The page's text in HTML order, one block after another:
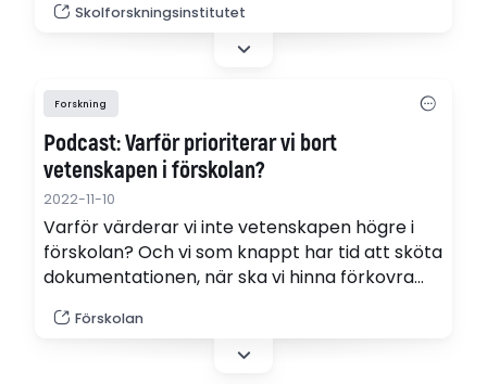
frågeställning: Vad kännetecknar lärares
arbete med läxor som kan bidra till likvärdiga
Skolforskningsinstitutet
Forskning
Podcast: Varför prioriterar vi bort
vetenskapen i förskolan?
2022-11-10
Varför värderar vi inte vetenskapen högre i
förskolan? Och vi som knappt har tid att sköta
dokumentationen, när ska vi hinna förkovra
Förskolan